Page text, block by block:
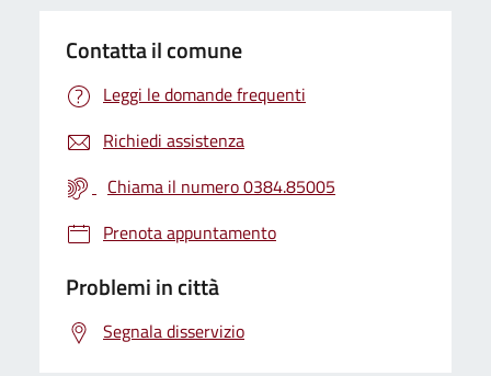
Contatta il comune
Leggi le domande frequenti
Richiedi assistenza
Chiama il numero 0384.85005
Prenota appuntamento
Problemi in città
Segnala disservizio